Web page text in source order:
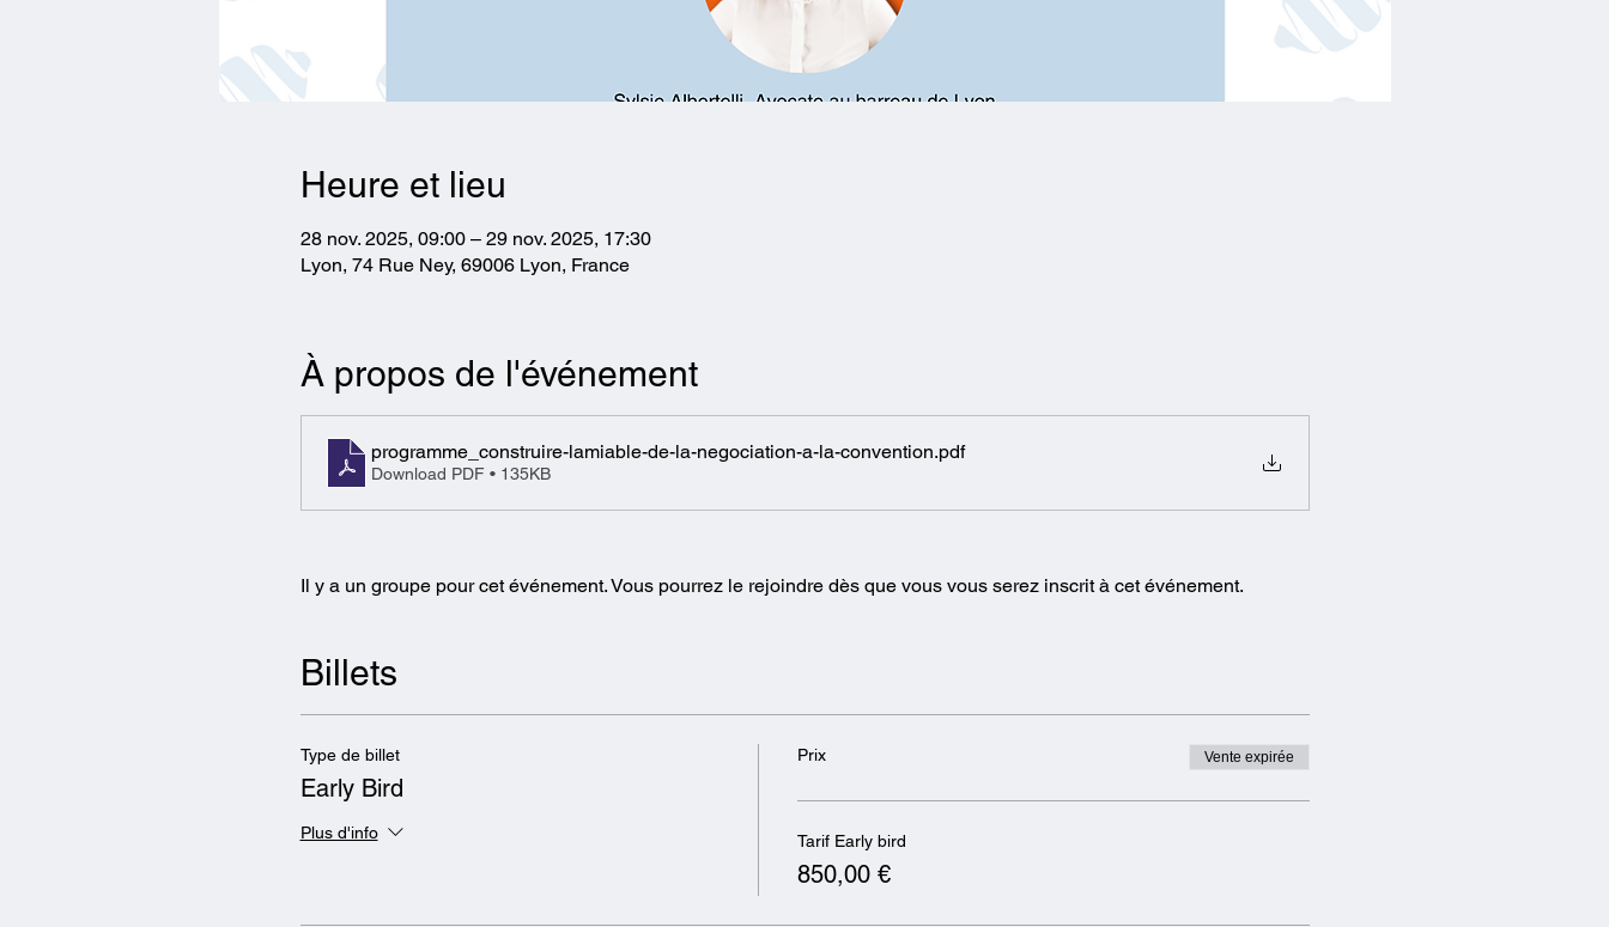
Heure et lieu
28 nov. 2025, 09:00 – 29 nov. 2025, 17:30
Lyon, 74 Rue Ney, 69006 Lyon, France
À propos de l'événement
programme_construire-lamiable-de-la-negociation-a-la-convention.pdf
Download PDF • 135KB
Il y a un groupe pour cet événement. Vous pourrez le rejoindre dès que vous vous serez inscrit à cet événement.
Billets
Type de billet
Early Bird
Plus d'info
Prix Vente expirée
Tarif Early bird
850,00 €